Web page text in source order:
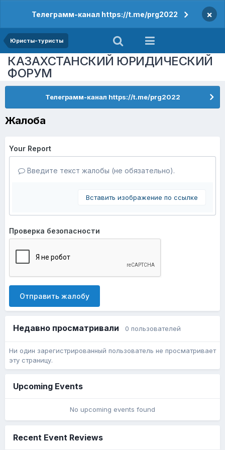
Телеграмм-канал https://t.me/prg2022 ×
Юристы-туристы
КАЗАХСТАНСКИЙ ЮРИДИЧЕСКИЙ
ФОРУМ
Телеграмм-канал https://t.me/prg2022
Жалоба
Your Report
Введите текст жалобы (не обязательно).
Вставить изображение по ссылке
Проверка безопасности
Отправить жалобу
Недавно просматривали 0 пользователей
Ни один зарегистрированный пользователь не просматривает
эту страницу.
Upcoming Events
No upcoming events found
Recent Event Reviews